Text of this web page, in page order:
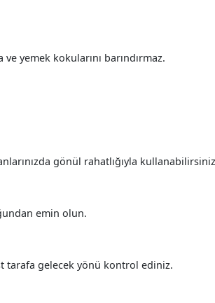
yemek kokularını barındırmaz.
gönül rahatlığıyla kullanabilirsiniz
emin olun.
tarafa gelecek yönü kontrol ediniz.